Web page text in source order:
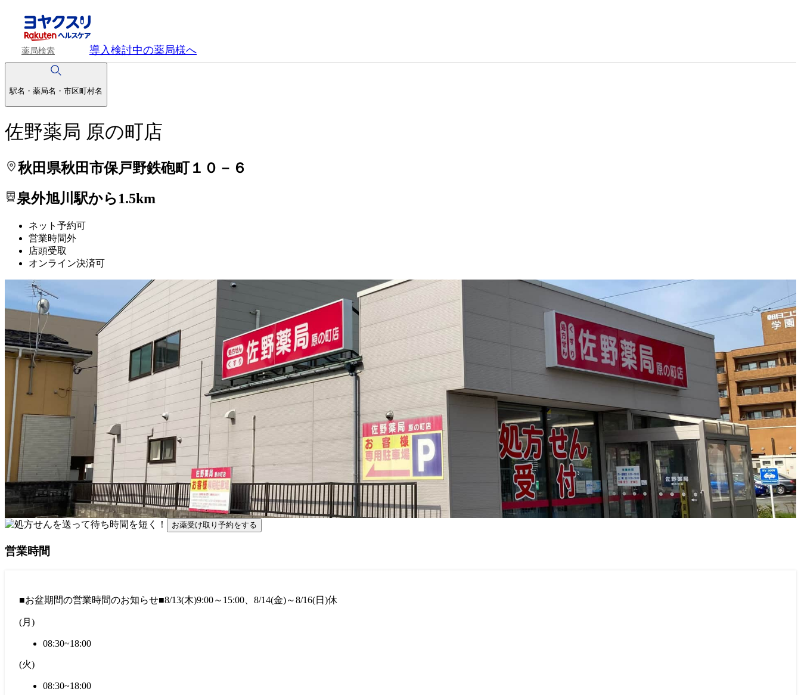
薬局検索 導入検討中の薬局様へ
駅名・薬局名・市区町村名
佐野薬局 原の町店
秋田県秋田市保戸野鉄砲町１０－６
泉外旭川駅から1.5km
ネット予約可
営業時間外
店頭受取
オンライン決済可
処方せんを送って待ち時間を短く！
お薬受け取り予約をする
営業時間
■お盆期間の営業時間のお知らせ■8/13(木)9:00～15:00、8/14(金)～8/16(日)休
(月 )
08:30~18:00
(火)
08:30~18:00
処方せんを送って待ち時間を短く！